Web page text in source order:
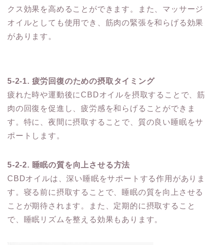
クス効果を高めることができます。また、マッサージ
オイルとしても使用でき、筋肉の緊張を和らげる効果
があります。
5-2-1. 疲労回復のための摂取タイミング
疲れた時や運動後にCBDオイルを摂取することで、筋
肉の回復を促進し、疲労感を和らげることができま
す。特に、夜間に摂取することで、質の良い睡眠をサ
ポートします。
5-2-2. 睡眠の質を向上させる方法
CBDオイルは、深い睡眠をサポートする作用がありま
す。寝る前に摂取することで、睡眠の質を向上させる
ことが期待されます。また、定期的に摂取すること
で、睡眠リズムを整える効果もあります。